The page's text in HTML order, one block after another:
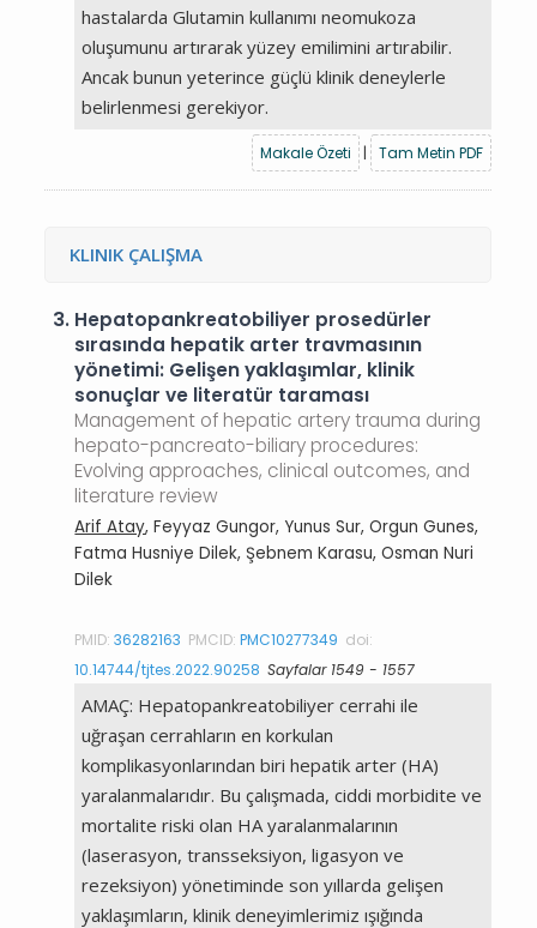
hastalarda Glutamin kullanımı neomukoza
oluşumunu artırarak yüzey emilimini artırabilir.
Ancak bunun yeterince güçlü klinik deneylerle
belirlenmesi gerekiyor.
Makale Özeti | Tam Metin PDF
KLINIK ÇALIŞMA
3. Hepatopankreatobiliyer prosedürler
sırasında hepatik arter travmasının
yönetimi: Gelişen yaklaşımlar, klinik
sonuçlar ve literatür taraması
Management of hepatic artery trauma during
hepato-pancreato-biliary procedures:
Evolving approaches, clinical outcomes, and
literature review
Arif Atay, Feyyaz Gungor, Yunus Sur, Orgun Gunes,
Fatma Husniye Dilek, Şebnem Karasu, Osman Nuri
Dilek
PMID:36282163 PMCID:PMC10277349 doi:
10.14744/tjtes.2022.90258 Sayfalar 1549 - 1557
AMAÇ: Hepatopankreatobiliyer cerrahi ile
uğraşan cerrahların en korkulan
komplikasyonlarından biri hepatik arter (HA)
yaralanmalarıdır. Bu çalışmada, ciddi morbidite ve
mortalite riski olan HA yaralanmalarının
(laserasyon, transseksiyon, ligasyon ve
rezeksiyon) yönetiminde son yıllarda gelişen
yaklaşımların, klinik deneyimlerimiz ışığında